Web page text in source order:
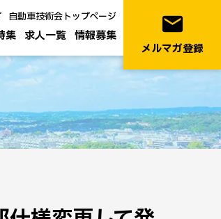
集 求人一覧 情報募集
自動車技術会トップページ email
メルマガ登録